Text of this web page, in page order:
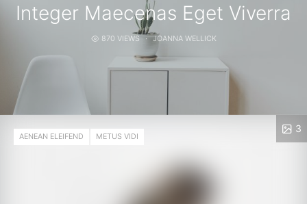
Integer Maecenas Eget Viverra
870 VIEWS JOANNA WELLICK
AENEAN ELEIFEND METUS VIDI
3